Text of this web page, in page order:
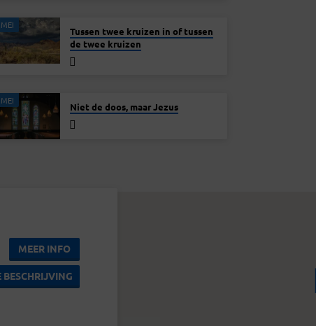
Tussen twee kruizen in of tussen
de twee kruizen
Niet de doos, maar Jezus
MEER INFO
BESCHRIJVING